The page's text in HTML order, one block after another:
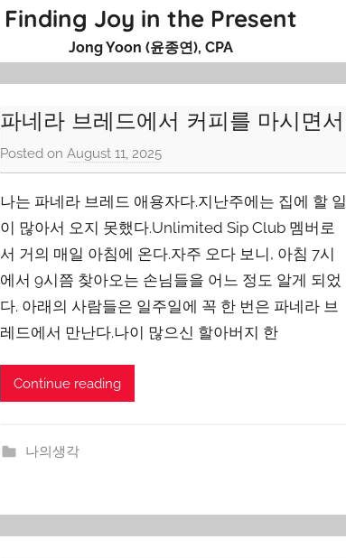
Finding Joy in the Present
Jong Yoon (윤종연), CPA
파네라 브레드에서 커피를 마시면서
Posted onAugust 11, 2025
y
J
o
n
g
o
o
나는 파네라 브레드 애용자다.지난주에는 집에 할 일
이 많아서 오지 못했다.Unlimited Sip Club 멤버로
서 거의 매일 아침에 온다.자주 오다 보니, 아침 7시
에서 9시쯤 찾아오는 손님들을 어느 정도 알게 되었
다. 아래의 사람들은 일주일에 꼭 한 번은 파네라 브
레드에서 만난다.나이 많으신 할아버지 한
Continue reading
나의생각